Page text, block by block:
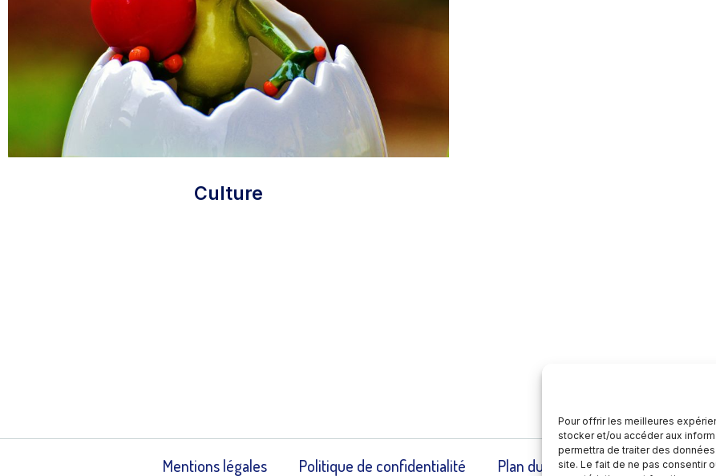
Pour offrir les meilleures
stocker et/ou accéder aux
permettra de traiter des
site. Le fait de ne pas consentir
Culture
Mentions légales Politique de confidentialité Plan du site Contact